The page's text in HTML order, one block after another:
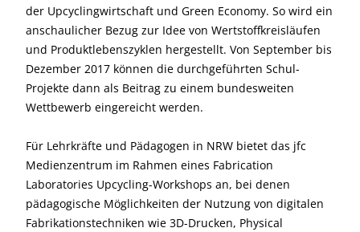
der Upcyclingwirtschaft und Green Economy. So wird ein
anschaulicher Bezug zur Idee von Wertstoffkreisläufen
und Produktlebenszyklen hergestellt. Von September bis
Dezember 2017 können die durchgeführten Schul-
Projekte dann als Beitrag zu einem bundesweiten
Wettbewerb eingereicht werden.
Für Lehrkräfte und Pädagogen in NRW bietet das jfc
Medienzentrum im Rahmen eines Fabrication
Laboratories Upcycling-Workshops an, bei denen
pädagogische Möglichkeiten der Nutzung von digitalen
Fabrikationstechniken wie 3D-Drucken, Physical